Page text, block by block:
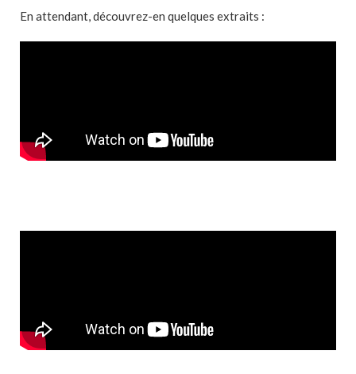
En attendant, découvrez-en quelques extraits :